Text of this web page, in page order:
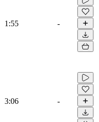
1:55 -
3:06 -